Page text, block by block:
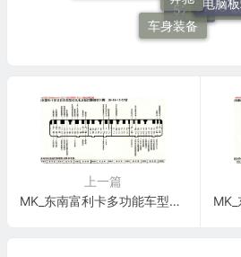
车身装备
520Li
上一篇
MK_东南富利卡多功能车型发动机电脑板控制模块针脚26+16+12+22针 端子图